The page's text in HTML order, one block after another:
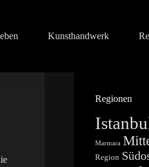
Kunsthandwerk
Regionen
Marmara
Region